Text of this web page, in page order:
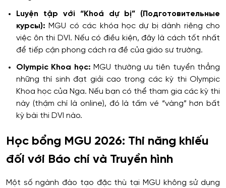
Luyện tập với “Khoá dự bị” (Подготовительные
курсы): MGU có các khóa học dự bị dành riêng cho
việc ôn thi DVI. Nếu có điều kiện, đây là cách tốt nhất
để tiếp cận phong cách ra đề của giáo sư trường.
Olympic Khoa học: MGU thường ưu tiên tuyển thẳng
những thí sinh đạt giải cao trong các kỳ thi Olympic
Khoa học của Nga. Nếu bạn có thể tham gia các kỳ thi
này (thậm chí là online), đó là tấm vé “vàng” hơn bất
kỳ bài thi DVI nào.
Học bổng MGU 2026: Thi năng khiếu
đối với Báo chí và Truyền hình
Một số ngành đào tạo đặc thù tại MGU không sử dụng